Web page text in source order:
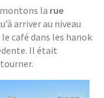
la rue
arriver au niveau
café dans les hanok
Il était